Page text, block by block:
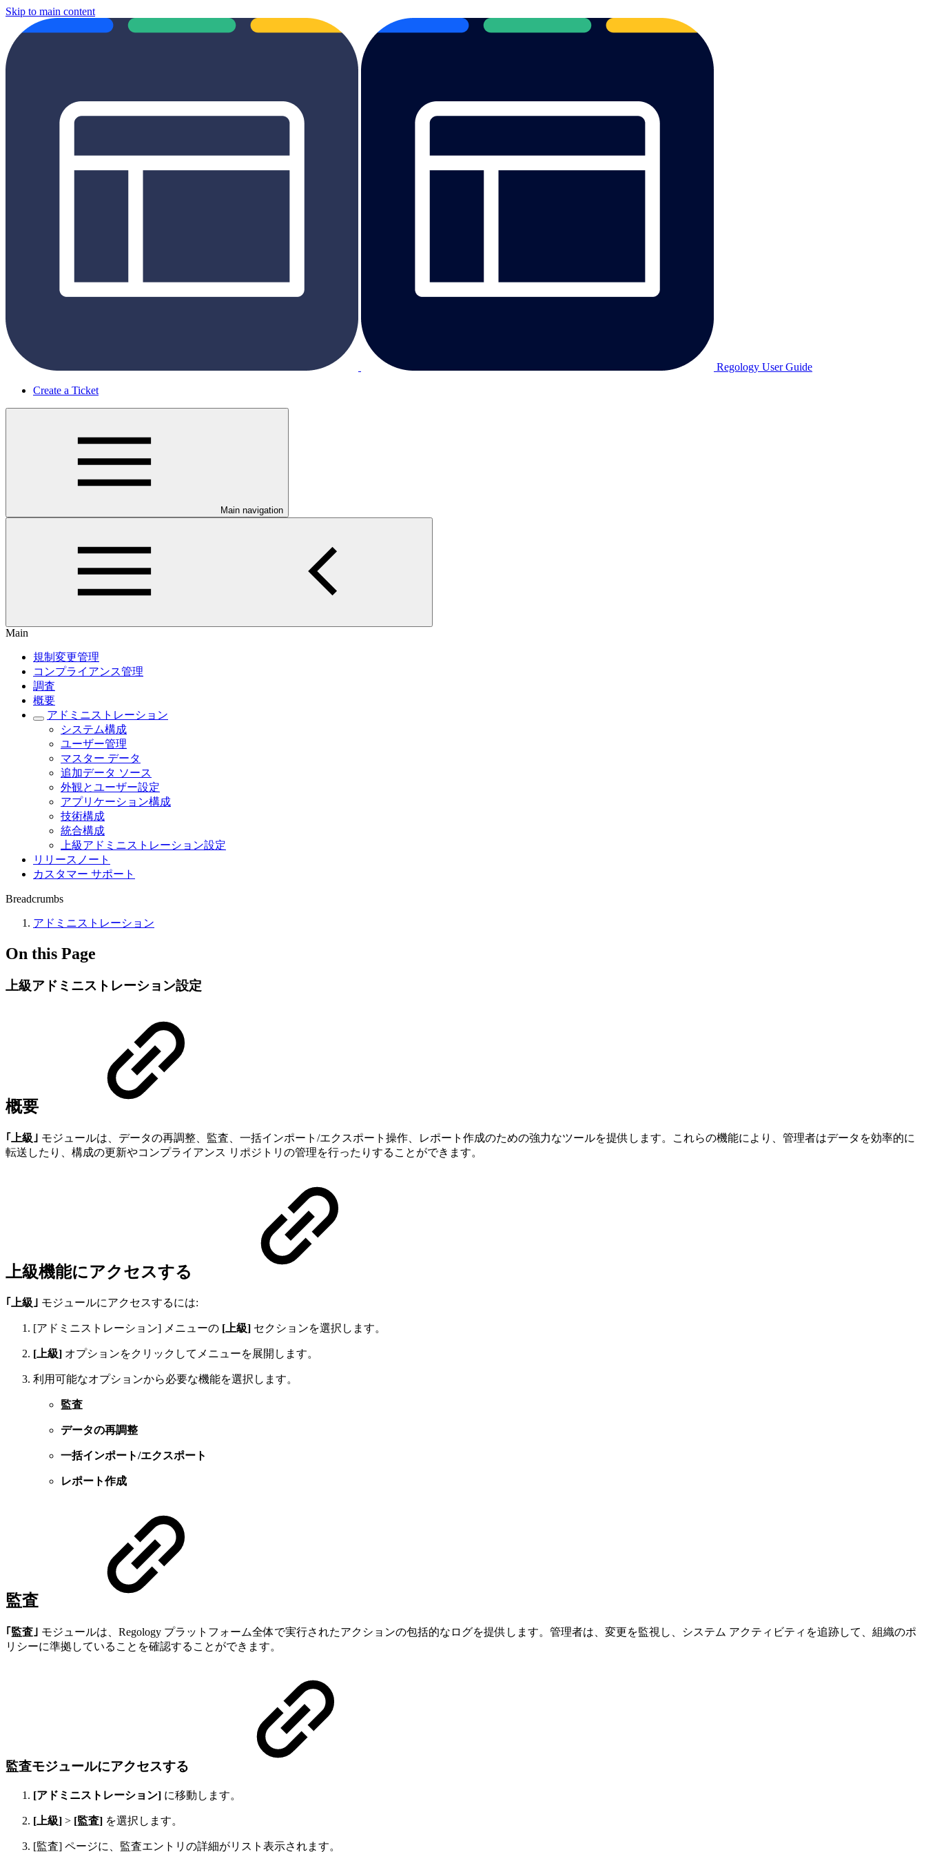
Skip to main content
Regology User Guide
Create a Ticket
Main navigation
Main
規制変更管理
コンプライアンス管理
調査
概要
アドミニストレーション
システム構成
ユーザー管理
マスター データ
追加データ ソース
外観とユーザー設定
アプリケーション構成
技術構成
統合構成
上級アドミニストレーション設定
リリースノート
カスタマー サポート
Breadcrumbs
アドミニストレーション
On this Page
上級アドミニストレーション設定
概要
｢上級｣ モジュールは、データの再調整、監査、一括インポート/エクスポート操作、レポート作成のための強力なツールを提供します。これらの機能により、管理者はデータを効率的に
転送したり、構成の更新やコンプライアンス リポジトリの管理を行ったりすることができます。
上級機能にアクセスする
｢上級｣ モジュールにアクセスするには:
[アドミニストレーション] メニューの [上級] セクションを選択します。
[上級] オプションをクリックしてメニューを展開します。
利用可能なオプションから必要な機能を選択します。
監査
データの再調整
一括インポート/エクスポート
レポート作成
監査
｢監査｣ モジュールは、Regology プラットフォーム全体で実行されたアクションの包括的なログを提供します。管理者は、変更を監視し、システム アクティビティを追跡して、組織のポ
リシーに準拠していることを確認することができます。
監査モジュールにアクセスする
[アドミニストレーション] に移動します。
[上級] > [監査] を選択します。
[監査] ページに、監査エントリの詳細がリスト表示されます。